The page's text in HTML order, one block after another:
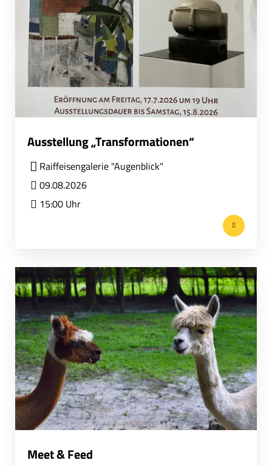
Ausstellung „Transformationen“
Raiffeisengalerie "Augenblick"
09.08.2026
15:00 Uhr
Meet & Feed